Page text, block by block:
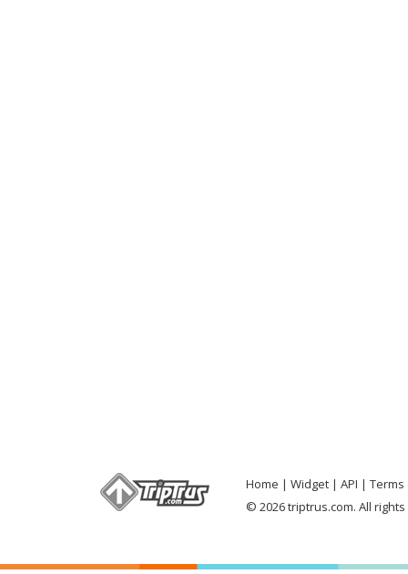
Home Widget API
Terms
© 2026 triptrus.com. All